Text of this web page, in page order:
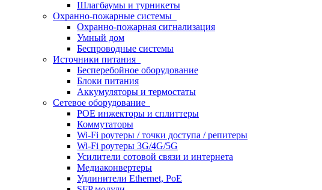
Шлагбаумы и турникеты
Охранно-пожарные системы
Охранно-пожарная сигнализация
Умный дом
Беспроводные системы
Источники питания
Бесперебойное оборудование
Блоки питания
Аккумуляторы и термостаты
Сетевое оборудование
POE инжекторы и сплиттеры
Коммутаторы
Wi-Fi роутеры / точки доступа / репитеры
Wi-Fi роутеры 3G/4G/5G
Усилители сотовой связи и интернета
Медиаконвертеры
Удлинители Ethernet, PoE